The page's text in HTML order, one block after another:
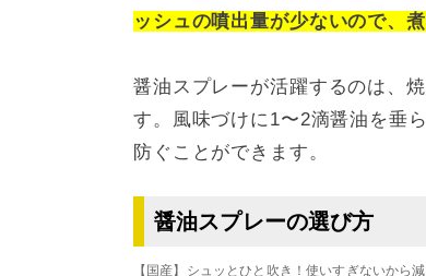
ッシュの噴出量が少ないので、
醤油スプレーが活躍するのは、
す。風味づけに1〜2滴醤油を垂
防ぐことができます。
醤油スプレーの選び方
【国産】シュッとひと吹き！使いすぎないか